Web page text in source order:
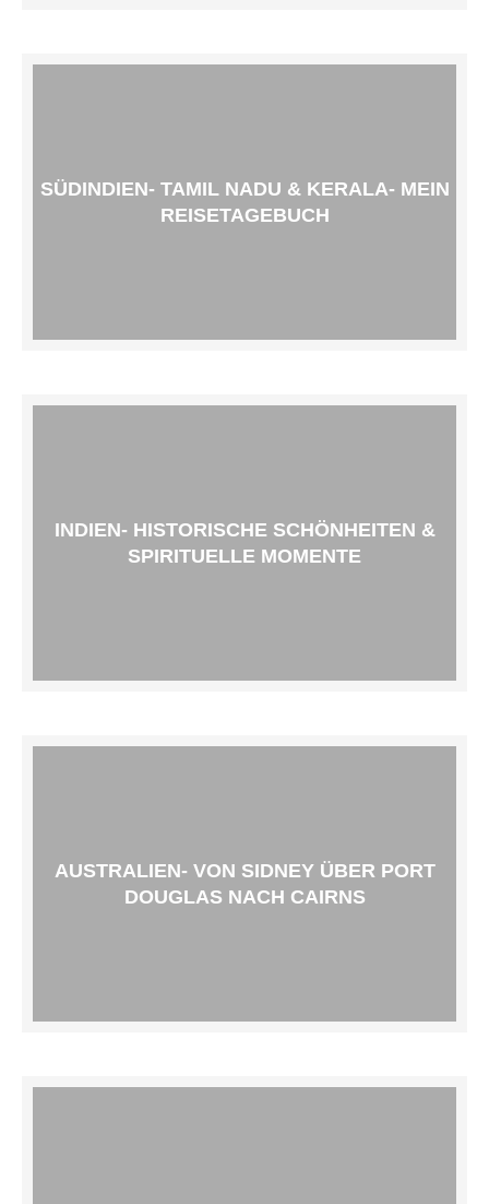
SÜDINDIEN- TAMIL NADU & KERALA- MEIN
REISETAGEBUCH
INDIEN- HISTORISCHE SCHÖNHEITEN &
SPIRITUELLE MOMENTE
AUSTRALIEN- VON SIDNEY ÜBER PORT
DOUGLAS NACH CAIRNS